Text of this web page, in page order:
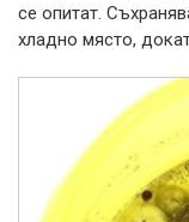
се опитат.
хладно място,